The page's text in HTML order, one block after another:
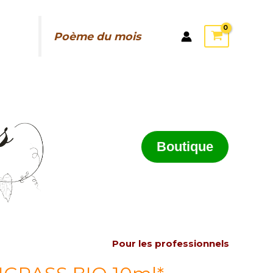
Poème du mois
Boutique
Pour les professionnels